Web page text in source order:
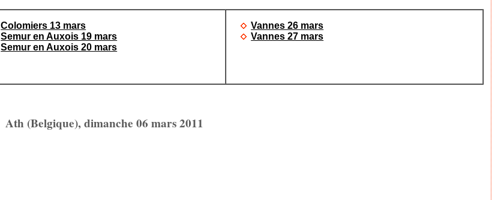
Colomiers 13 mars
Semur en Auxois 19 mars
Semur en Auxois 20 mars
Vannes 26 mars
Vannes 27 mars
Ath (Belgique), dimanche 06 mars 2011